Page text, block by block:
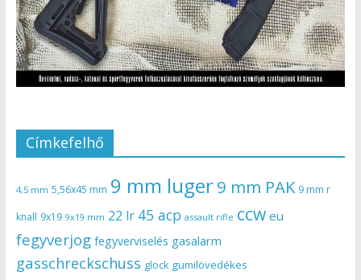
Címkefelhő
4,5 mm 5,56x45 mm 9 mm luger9 mm PAK 9 mm r
knall 9x19 9x19 mm 22 lr 45 acp assault rifle ccw eu
fegyverjog fegyverviselés gasalarm
gasschreckschuss glock gumilövedékes